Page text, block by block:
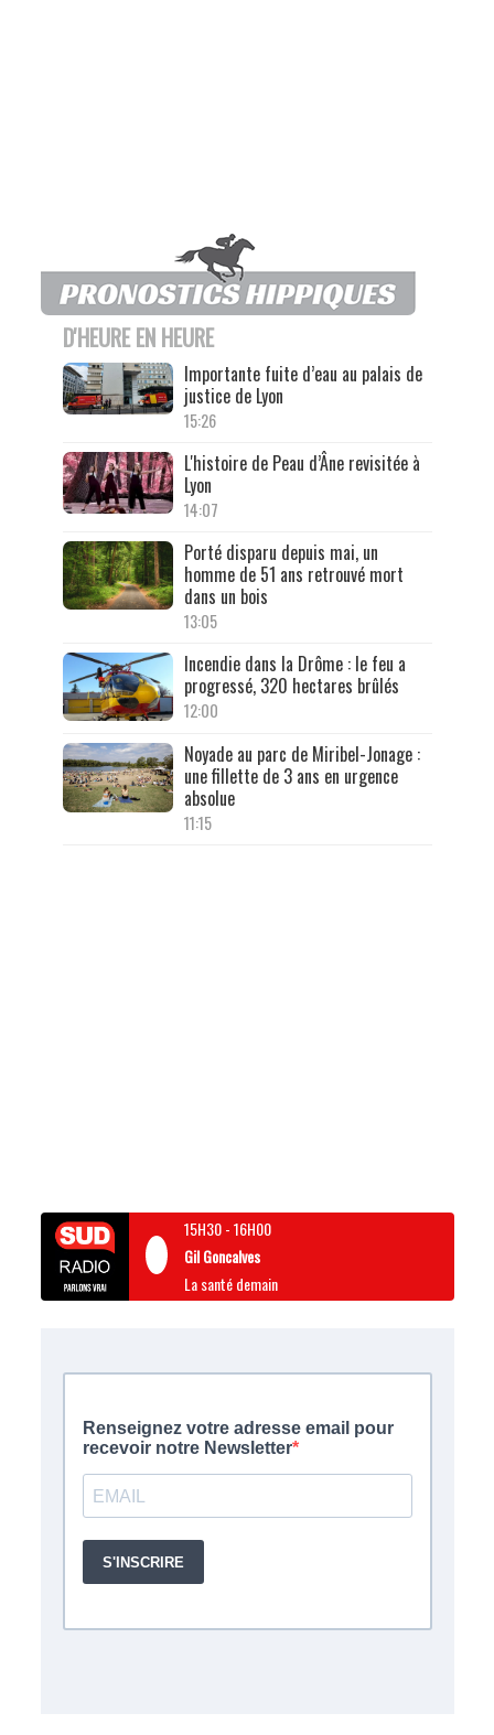
D'HEURE EN HEURE
Importante fuite d’eau au palais de
justice de Lyon
15:26
L'histoire de Peau d’Âne revisitée à
Lyon
14:07
Porté disparu depuis mai, un
homme de 51 ans retrouvé mort
dans un bois
13:05
Incendie dans la Drôme : le feu a
progressé, 320 hectares brûlés
12:00
Noyade au parc de Miribel-Jonage :
une fillette de 3 ans en urgence
absolue
11:15
15H30-16H00
Gil Goncalves
La santé demain